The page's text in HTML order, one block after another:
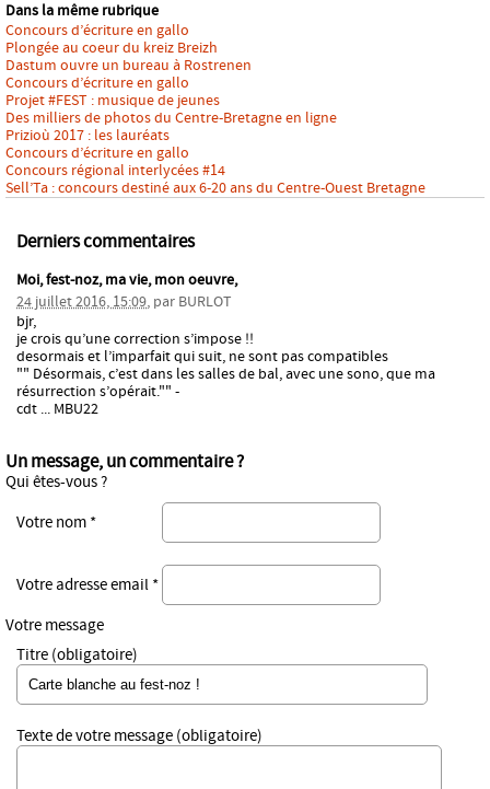
Dans la même rubrique
Concours d’écriture en gallo
Plongée au coeur du kreiz Breizh
Dastum ouvre un bureau à Rostrenen
Concours d’écriture en gallo
Projet #FEST : musique de jeunes
Des milliers de photos du Centre-Bretagne en ligne
Prizioù 2017 : les lauréats
Concours d’écriture en gallo
Concours régional interlycées #14
Sell’Ta : concours destiné aux 6-20 ans du Centre-Ouest Bretagne
Derniers commentaires
Moi, fest-noz, ma vie, mon oeuvre,
24 juillet 2016, 15:09, par BURLOT
bjr,
je crois qu’une correction s’impose !!
desormais et l’imparfait qui suit, ne sont pas compatibles
"" Désormais, c’est dans les salles de bal, avec une sono, que ma
résurrection s’opérait."" -
cdt ... MBU22
Un message, un commentaire ?
Qui êtes-vous ?
Votre nom *
Votre adresse email *
Votre message
Titre (obligatoire)
Texte de votre message (obligatoire)